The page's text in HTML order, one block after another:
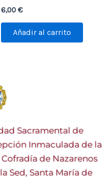
6,00 €
Añadir al carrito
Sacramental de
Inmaculada de la
de Nazarenos
Sed, Santa María de